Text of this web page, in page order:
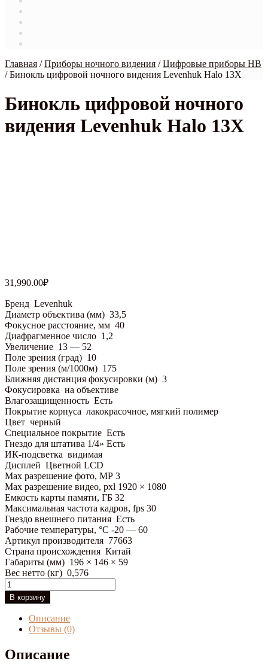
Главная /Приборы ночного видения /Цифровые приборы НВ
/Бинокль цифровой ночного видения Levenhuk Halo 13X
Бинокль цифровой ночного
видения Levenhuk Halo 13X
31,990.00₽
Бренд Levenhuk
Диаметр объектива (мм) 33,5
Фокусное расстояние, мм 40
Диафрагменное число 1,2
Увеличение 13 — 52
Поле зрения (град) 10
Поле зрения (м/1000м) 175
Ближняя дистанция фокусировки (м) 3
Фокусировка на объективе
Влагозащищенность Есть
Покрытие корпуса лакокрасочное, мягкий полимер
Цвет черный
Специальное покрытие Есть
Гнездо для штатива 1/4» Есть
ИК-подсветка видимая
Дисплей Цветной LCD
Max разрешение фото, МР 3
Max разрешение видео, pxl 1920 × 1080
Емкость карты памяти, ГБ 32
Максимальная частота кадров, fps 30
Гнездо внешнего питания Есть
Рабочие температуры, °С -20 — 60
Артикул производителя 77663
Страна происхождения Китай
Габариты (мм) 196 × 146 × 59
Вес нетто (кг) 0,576
Количество
товара
Бинокль
цифровой
ночного
видения
Levenhuk
Halo
В корзину
Описание
Отзывы (0)
Описание